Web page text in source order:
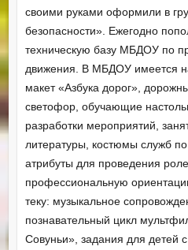
своими руками оформили в
безопасности». Ежегодно
техническую базу МБДОУ по
движения. В МБДОУ имеется
макет «Азбука дорог»,
светофор, обучающие
разработки мероприятий,
литературы, костюмы служб
атрибуты для проведения
профессиональную
теку: музыкальное
познавательный цикл
Совуньи», задания для детей